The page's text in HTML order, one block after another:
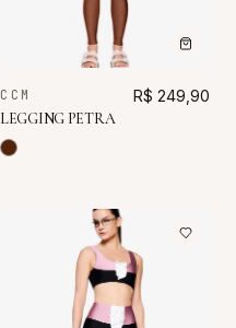
CCM
LEGGING PETRA
R$ 249,90